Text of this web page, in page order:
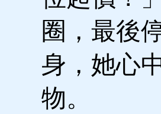
圈，最後
身，她心
物。